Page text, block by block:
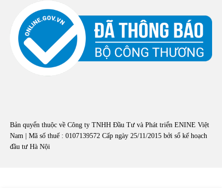
Bản quyển thuộc về Công ty TNHH Đầu Tư và Phát triển ENINE Việt
Nam | Mã số thuế : 0107139572 Cấp ngày 25/11/2015 bởi sổ kế hoạch
đầu tư Hà Nội